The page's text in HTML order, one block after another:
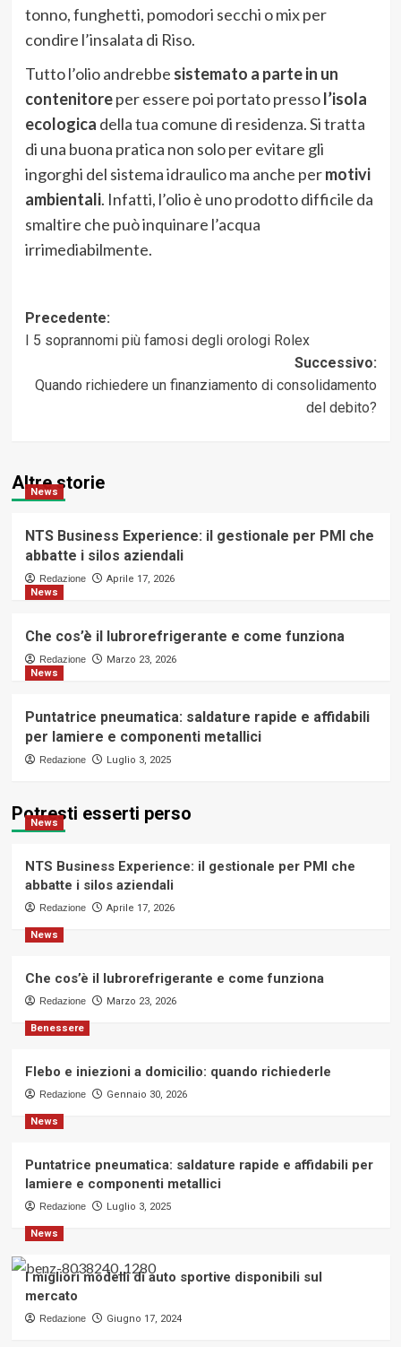
tonno, funghetti, pomodori secchi o mix per
condire l’insalata di Riso.
Tutto l’olio andrebbe sistemato a parte in un
contenitoreper essere poi portato pressol’isola
ecologica della tua comune di residenza. Si tratta
di una buona pratica non solo per evitare gli
ingorghi del sistema idraulico ma anche permotivi
ambientali. Infatti, l’olio è uno prodotto difficile da
smaltire che può inquinare l’acqua
irrimediabilmente.
Navigazione
articolo
Precedente:
I 5 soprannomi più famosi degli orologi Rolex
Successivo:
Quando richiedere un finanziamento di consolidamento
del debito?
Altre storie
News
NTS Business Experience: il gestionale per PMI che
abbatte i silos aziendali
Redazione
Aprile 17, 2026
News
Che cos’è il lubrorefrigerante e come funziona
Redazione
Marzo 23, 2026
News
Puntatrice pneumatica: saldature rapide e affidabili
per lamiere e componenti metallici
Redazione Luglio 3, 2025
Potresti esserti perso
News
NTS Business Experience: il gestionale per PMI che
abbatte i silos aziendali
Redazione Aprile 17, 2026
News
Che cos’è il lubrorefrigerante e come funziona
Redazione Marzo 23, 2026
Benessere
Flebo e iniezioni a domicilio: quando richiederle
Redazione Gennaio 30, 2026
News
Puntatrice pneumatica: saldature rapide e affidabili per
lamiere e componenti metallici
Redazione Luglio 3, 2025
News
I migliori modelli di auto sportive disponibili sul
mercato
Redazione Giugno 17, 2024